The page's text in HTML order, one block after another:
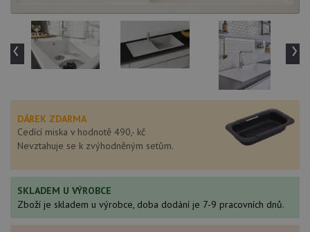
‹ ›
DÁREK ZDARMA
Cedící miska v hodnotě 490,- kč
Nevztahuje se k zvýhodněným setům.
SKLADEM U VÝROBCE
Zboží je skladem u výrobce, doba dodání je 7-9 pracovních dnů.